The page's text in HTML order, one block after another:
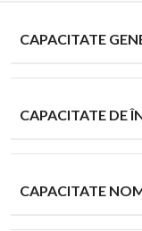
CAPACITATE
CAPACITATE DE
CAPACITATE